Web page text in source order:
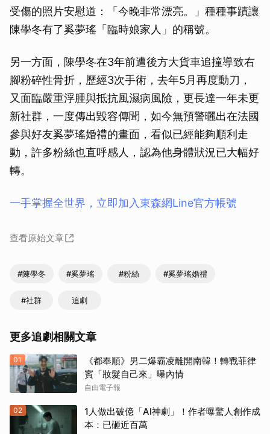
受傷的照片安慰道：「今晚非常漂亮。」種種事蹟讓
陳學冬有了奚夢瑤「臨時娘家人」的稱號。
另一方面，陳學冬在3年前遭後方大貨車追撞導致右
腳粉碎性骨折，歷經3次手術，去年5月再度動刀，
又面臨嚴重浮腫與抵抗風濕病風險，更長達一年未更
新社群，一度傳出毀容傳聞，如今無預警曬出在法國
參與好友奚夢瑤婚禮的畫面，看似已經能夠順利走
動，許多粉絲也直呼感人，認為他身體狀況已大幅好
轉。
一手掌握全世界，立即加入東森網Line官方帳號
查看原始文章
#陳學冬 #奚夢瑤 #粉絲 #奚夢瑤婚禮
#社群 追劇
更多追劇相關文章
01
《都奉順》男二爆霸凌離開南韓！轉戰菲律
賓「妝髮自己來」曝內情
自由電子報
02
1人做出破億「AI神劇」！作者曝驚人創作成
本：已砸近百萬